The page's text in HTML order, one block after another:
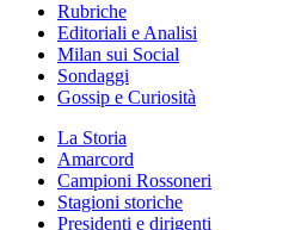
Rubriche
Editoriali e Analisi
Milan sui Social
Sondaggi
Gossip e Curiosità
La Storia
Amarcord
Campioni Rossoneri
Stagioni storiche
Presidenti e dirigenti